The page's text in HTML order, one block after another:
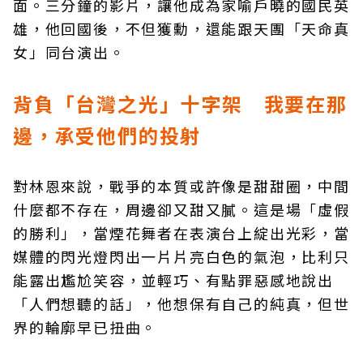
面。三分鐘的影片，讓他成為家喻戶曉的國民英
雄，他回國後，不但獲勳，還能跟天團「天命真
女」同台演出。
背負「台灣之光」十字架 我要在那
邊，承受他們的投射
對林恩來說，戰爭的本質或許像是甜甜圈，中間
什麼都不存在，周邊卻又甜又膩。這是場「虛假
的勝利」，當煙花舞者在表演台上綻出光彩，當
媒體的閃光燈閃出一片片亮白色的氣泡，比利只
能露出尷尬笑容，並輕巧、有點罪惡感地說出
「人們想聽的話」，他想保有自己的純真，但世
界的輪廓早已扭曲。